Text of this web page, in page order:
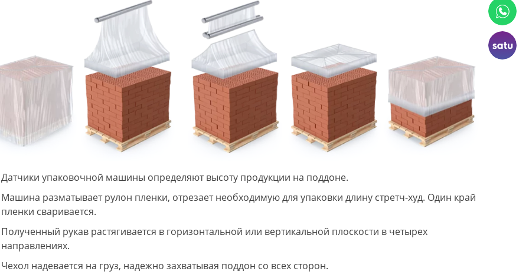
Датчики упаковочной машины определяют высоту продукции на поддоне.
Машина разматывает рулон пленки, отрезает необходимую для упаковки длину стретч-худ. Один край
пленки сваривается.
Полученный рукав растягивается в горизонтальной или вертикальной плоскости в четырех
направлениях.
Чехол надевается на груз, надежно захватывая поддон со всех сторон.